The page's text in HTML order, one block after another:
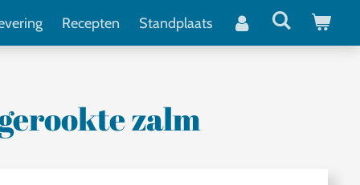
Recepten Standplaats
zalm